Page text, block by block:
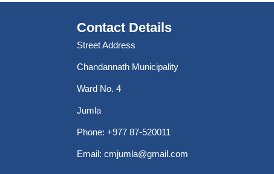
Contact Details
Street Address
Chandannath Municipality
Ward No. 4
Jumla
Phone: +977 87-520011
Email: cmjumla@gmail.com